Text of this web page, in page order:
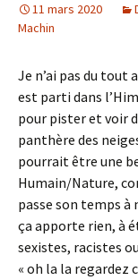
11 mars 2020
Machin
Je n’ai pas du tout
est parti dans
pour pister et voir
panthère des
pourrait être une
Humain/Nature,
passe son temps à
ça apporte rien, à
sexistes, racistes
« oh la la regardez